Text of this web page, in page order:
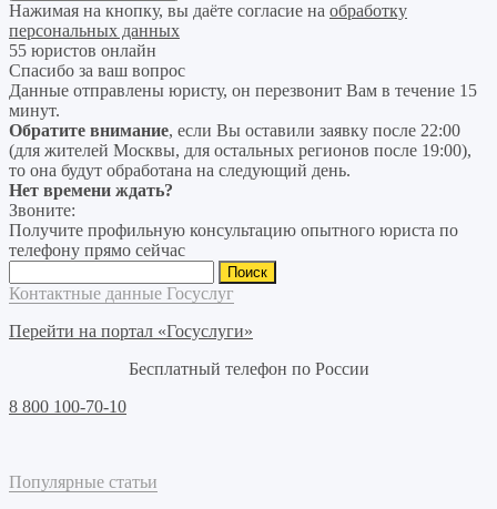
Нажимая на кнопку, вы даёте согласие на обработку
персональных данных
55 юристов онлайн
Спасибо за ваш вопрос
Данные отправлены юристу, он перезвонит Вам в течение 15
минут.
Обратите внимание, если Вы оставили заявку после 22:00
(для жителей Москвы, для остальных регионов после 19:00),
то она будут обработана на следующий день.
Нет времени ждать?
Звоните:
Получите профильную консультацию опытного юриста по
телефону прямо сейчас
Контактные данные Госуслуг
Перейти на портал «Госуслуги»
Бесплатный телефон по России
8 800 100-70-10
Популярные статьи